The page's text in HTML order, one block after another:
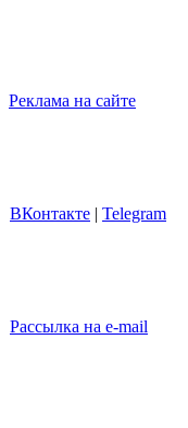
Реклама на сайте
ВКонтакте | Telegram
Рассылка на e-mail